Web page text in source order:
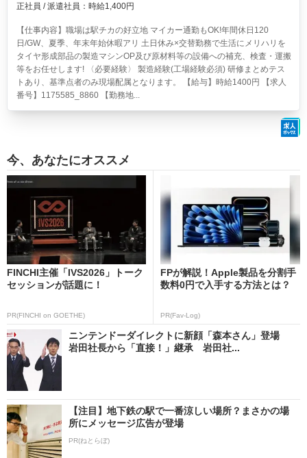
正社員 / 派遣社員：時給1,400円
【仕事内容】職場は駅チカの好立地 マイカー通勤もOK!年間休日120
日/GW、夏季、年末年始休暇アリ 土日休み×交替勤務で生活にメリハリを
タイヤ形成部品の製造マシンOP及び原材料等の設備への補充、検査・運搬
等をお任せします! 〈必要経験〉 製造経験(工場経験必須) 研修まとめテス
トあり、基準点者のみ現場配属となります。 【給与】時給1400円 【求人
番号】1175585_8860 【勤務地...
今、あなたにオススメ
FINCHI主催「IVS2026」トーク
セッションが話題に！
PR(FINCHI on GOETHE)
FPが解説！Apple製品を分割手
数料0円で入手する方法とは？
PR(Fav-Log)
ニンテンドーダイレクトに新顔「森本さん」登場
岩田社長から「直接！」継承 岩田社...
【注目】地下鉄の駅で一番涼しい場所？まさかの場
所にメッセージ広告が登場
PR(ねとらぼ)